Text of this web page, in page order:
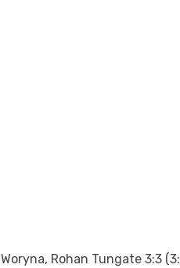
Rohan Tungate 3:3